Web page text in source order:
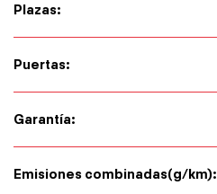
Plazas:
Puertas:
Garantía:
Emisiones combinadas(g/km):